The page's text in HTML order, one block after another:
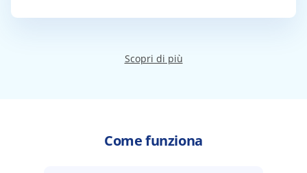
Scopri di più
Come funziona